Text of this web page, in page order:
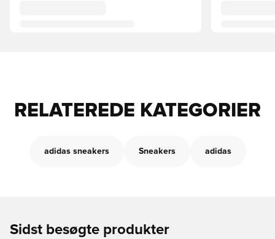
RELATEREDE KATEGORIER
adidas sneakers Sneakers adidas
Sidst besøgte produkter